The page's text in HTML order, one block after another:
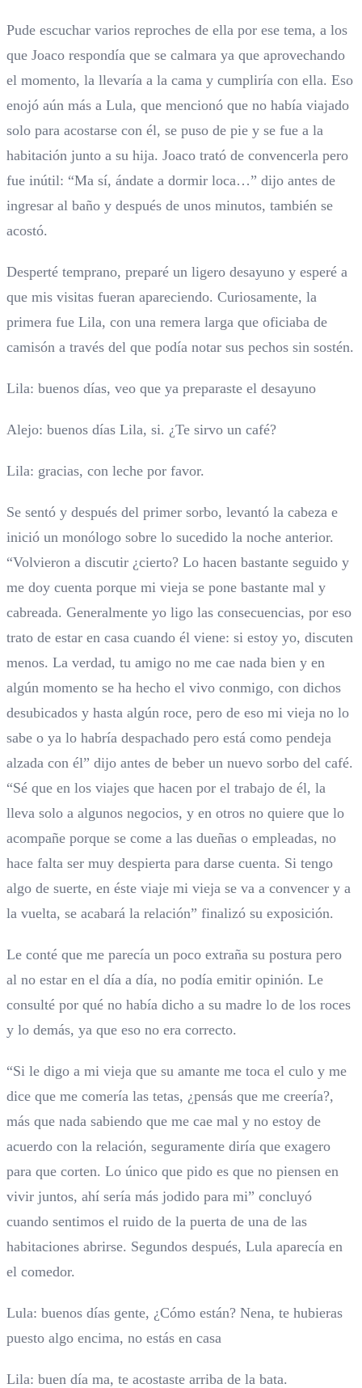
Pude escuchar varios reproches de ella por ese tema, a los
que Joaco respondía que se calmara ya que aprovechando
el momento, la llevaría a la cama y cumpliría con ella. Eso
enojó aún más a Lula, que mencionó que no había viajado
solo para acostarse con él, se puso de pie y se fue a la
habitación junto a su hija. Joaco trató de convencerla pero
fue inútil: “Ma sí, ándate a dormir loca…” dijo antes de
ingresar al baño y después de unos minutos, también se
acostó.
Desperté temprano, preparé un ligero desayuno y esperé a
que mis visitas fueran apareciendo. Curiosamente, la
primera fue Lila, con una remera larga que oficiaba de
camisón a través del que podía notar sus pechos sin sostén.
Lila: buenos días, veo que ya preparaste el desayuno
Alejo: buenos días Lila, si. ¿Te sirvo un café?
Lila: gracias, con leche por favor.
Se sentó y después del primer sorbo, levantó la cabeza e
inició un monólogo sobre lo sucedido la noche anterior.
“Volvieron a discutir ¿cierto? Lo hacen bastante seguido y
me doy cuenta porque mi vieja se pone bastante mal y
cabreada. Generalmente yo ligo las consecuencias, por eso
trato de estar en casa cuando él viene: si estoy yo, discuten
menos. La verdad, tu amigo no me cae nada bien y en
algún momento se ha hecho el vivo conmigo, con dichos
desubicados y hasta algún roce, pero de eso mi vieja no lo
sabe o ya lo habría despachado pero está como pendeja
alzada con él” dijo antes de beber un nuevo sorbo del café.
“Sé que en los viajes que hacen por el trabajo de él, la
lleva solo a algunos negocios, y en otros no quiere que lo
acompañe porque se come a las dueñas o empleadas, no
hace falta ser muy despierta para darse cuenta. Si tengo
algo de suerte, en éste viaje mi vieja se va a convencer y a
la vuelta, se acabará la relación” finalizó su exposición.
Le conté que me parecía un poco extraña su postura pero
al no estar en el día a día, no podía emitir opinión. Le
consulté por qué no había dicho a su madre lo de los roces
y lo demás, ya que eso no era correcto.
“Si le digo a mi vieja que su amante me toca el culo y me
dice que me comería las tetas, ¿pensás que me creería?,
más que nada sabiendo que me cae mal y no estoy de
acuerdo con la relación, seguramente diría que exagero
para que corten. Lo único que pido es que no piensen en
vivir juntos, ahí sería más jodido para mi” concluyó
cuando sentimos el ruido de la puerta de una de las
habitaciones abrirse. Segundos después, Lula aparecía en
el comedor.
Lula: buenos días gente, ¿Cómo están? Nena, te hubieras
puesto algo encima, no estás en casa
Lila: buen día ma, te acostaste arriba de la bata.